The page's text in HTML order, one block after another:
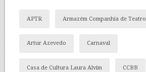
APTR Armazém Companhia de Teatro
Artur Azevedo Carnaval
Casa de Cultura Laura Alvim CCBB